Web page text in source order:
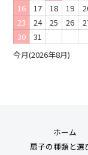
今月(2026年8月)
16
17 18 19
23
24 25 26
30
31
ホーム
扇子の種類と選